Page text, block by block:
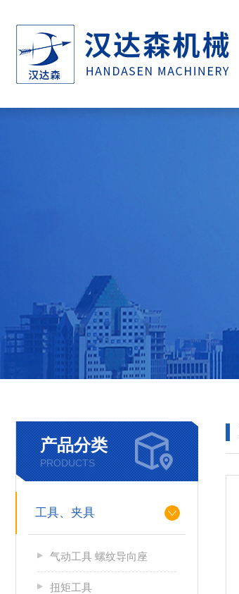
产品分类
PRODUCTS
工具、夹具
气动工具 螺纹导向座
扭矩工具